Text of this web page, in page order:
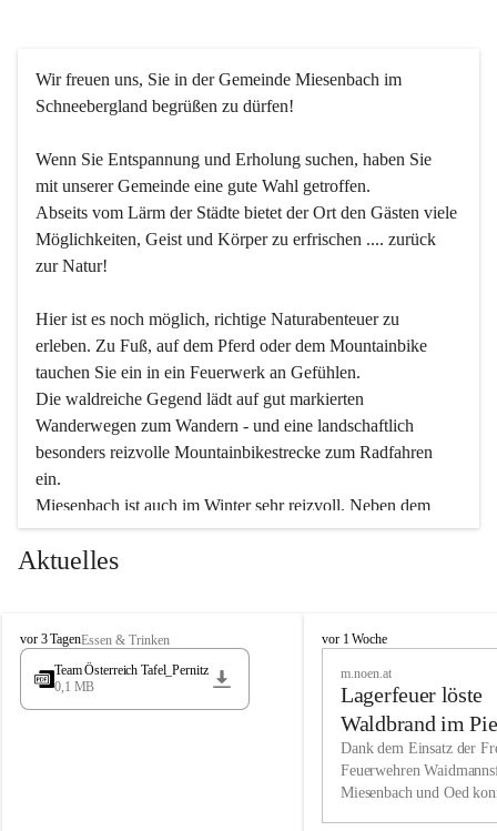
Wir freuen uns, Sie in der Gemeinde Miesenbach im
Schneebergland begrüßen zu dürfen!
Wenn Sie Entspannung und Erholung suchen, haben Sie
mit unserer Gemeinde eine gute Wahl getroffen.
Abseits vom Lärm der Städte bietet der Ort den Gästen viele
Möglichkeiten, Geist und Körper zu erfrischen .... zurück
zur Natur!
Hier ist es noch möglich, richtige Naturabenteuer zu
erleben. Zu Fuß, auf dem Pferd oder dem Mountainbike
tauchen Sie ein in ein Feuerwerk an Gefühlen.
Die waldreiche Gegend lädt auf gut markierten
Wanderwegen zum Wandern - und eine landschaftlich
besonders reizvolle Mountainbikestrecke zum Radfahren
ein.
Miesenbach ist auch im Winter sehr reizvoll. Neben dem
Eisstockschießen gibt es auf dem nahe gelegenen Unterberg
wunderschöne Naturschneepisten, die zum Schifahren oder
vielfältige Angebot unserer Kulturvereine.
Überzeugen Sie sich selbst, dass Sie in Miesenbach sowie
in den Beherbergungsbetrieben, Gaststätten und urigen
Wir kennen Miesenbach als lebens- und liebenswerten Ort.
Tradition und Innovation werden ebenso groß geschrieben
Aktuelles
M
i
s
vor 3 TagenEssen & Trinken
Team Österreich Tafel_Pernitz
0,1 MB
M
h
vor 1 Woche
m.noen.at
Lagerfeuer löste
Waldbrand im
aus
Dank dem Einsatz der
Feuerwehren
Miesenbach und Oed